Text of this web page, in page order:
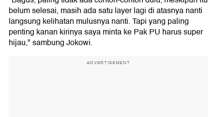
belum selesai, masih ada satu layer lagi di atasnya nanti
langsung kelihatan mulusnya nanti. Tapi yang paling
penting kanan kirinya saya minta ke Pak PU harus super
hijau," sambung Jokowi.
ADVERTISEMENT